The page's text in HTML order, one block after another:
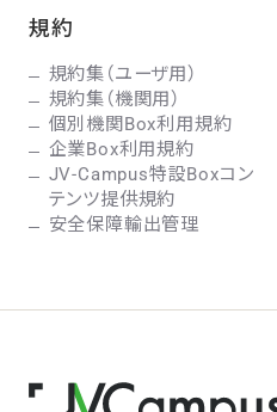
規約
規約集（ユーザ用）
規約集（機関用）
個別機関Box利用規約
企業Box利用規約
JV-Campus特設Boxコン
テンツ提供規約
安全保障輸出管理